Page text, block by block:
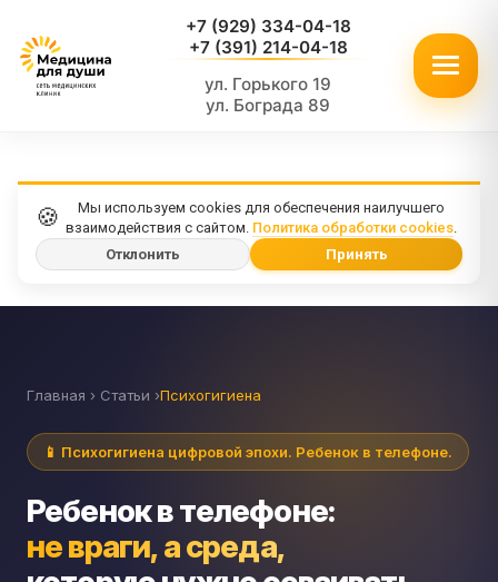
+7 (929) 334-04-18
+7 (391) 214-04-18
ул. Горького 19
ул. Бограда 89
🍪
Мы используем cookies для обеспечения наилучшего
взаимодействия с сайтом. Политика обработки cookies.
Отклонить
Принять
Главная › Статьи ›Психогигиена
📱 Психогигиена цифровой эпохи. Ребенок в телефоне.
Ребенок в телефоне:
не враги, а среда,